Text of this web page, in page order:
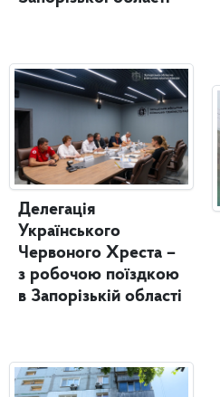
Делегація
Українського
Червоного Хреста –
з робочою поїздкою
в Запорізькій області